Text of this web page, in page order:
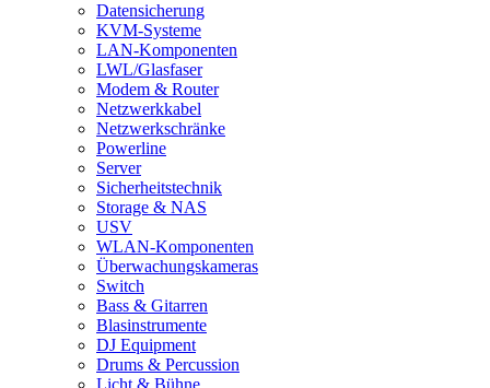
Datensicherung
KVM-Systeme
LAN-Komponenten
LWL/Glasfaser
Modem & Router
Netzwerkkabel
Netzwerkschränke
Powerline
Server
Sicherheitstechnik
Storage & NAS
USV
WLAN-Komponenten
Überwachungskameras
Switch
Bass & Gitarren
Blasinstrumente
DJ Equipment
Drums & Percussion
Licht & Bühne